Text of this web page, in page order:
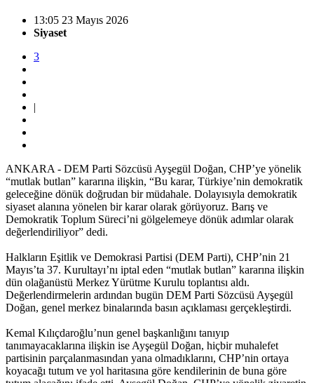
13:05 23 Mayıs 2026
Siyaset
3
|
ANKARA - DEM Parti Sözcüsü Ayşegül Doğan, CHP’ye yönelik
“mutlak butlan” kararına ilişkin, “Bu karar, Türkiye’nin demokratik
geleceğine dönük doğrudan bir müdahale. Dolayısıyla demokratik
siyaset alanına yönelen bir karar olarak görüyoruz. Barış ve
Demokratik Toplum Süreci’ni gölgelemeye dönük adımlar olarak
değerlendiriliyor” dedi.
Halkların Eşitlik ve Demokrasi Partisi (DEM Parti), CHP’nin 21
Mayıs’ta 37. Kurultayı’nı iptal eden “mutlak butlan” kararına ilişkin
dün olağanüstü Merkez Yürütme Kurulu toplantısı aldı.
Değerlendirmelerin ardından bugün DEM Parti Sözcüsü Ayşegül
Doğan, genel merkez binalarında basın açıklaması gerçekleştirdi.
Kemal Kılıçdaroğlu’nun genel başkanlığını tanıyıp
tanımayacaklarına ilişkin ise Ayşegül Doğan, hiçbir muhalefet
partisinin parçalanmasından yana olmadıklarını, CHP’nin ortaya
koyacağı tutum ve yol haritasına göre kendilerinin de buna göre